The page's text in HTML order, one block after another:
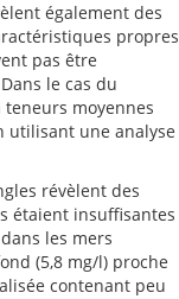
également des
propres
pas être
le cas du
moyennes
utilisant une analyse
révèlent des
étaient insuffisantes
les mers
(5,8 mg/l) proche
contenant peu